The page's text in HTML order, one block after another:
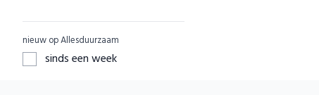
ZO Schoon
Yarrah
AGAZI
nieuw op Allesduurzaam
sinds een week